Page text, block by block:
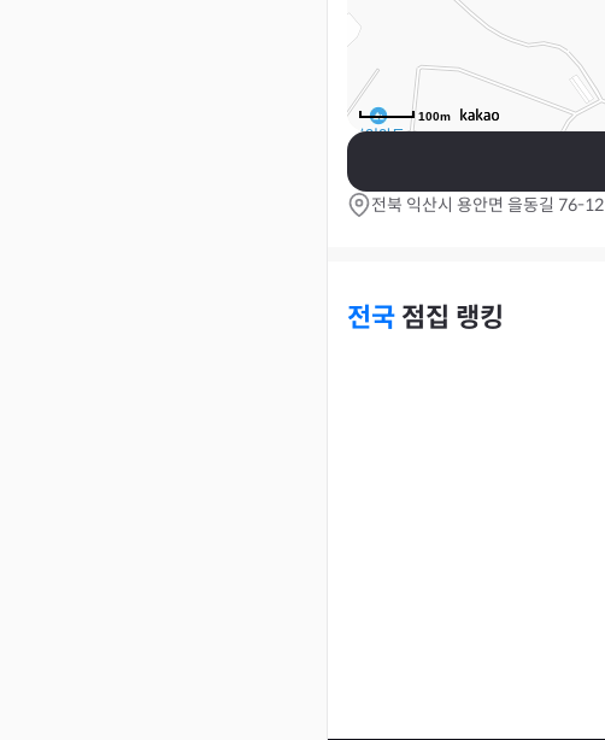
100m
전북 익산시 용안면 을동길 76-12
전국 점집 랭킹